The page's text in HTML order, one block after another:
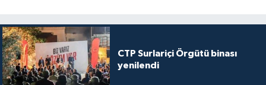
CTP Surlariçi Örgütü binası
yenilendi